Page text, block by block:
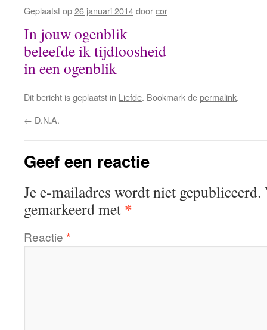
Geplaatst op26 januari 2014doorcor
In jouw ogenblik
beleefde ik tijdloosheid
in een ogenblik
Dit bericht is geplaatst in Liefde. Bookmark depermalink.
← D.N.A.
Geef een reactie
Je e-mailadres wordt niet gepubliceerd.
gemarkeerd met *
Reactie *